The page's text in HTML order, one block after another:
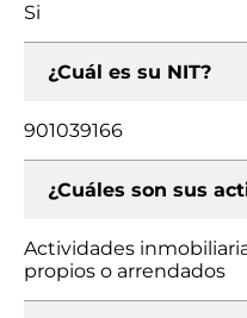
Si
¿Cuál es su NIT?
901039166
¿Cuáles son sus
Actividades
propios o arrendados